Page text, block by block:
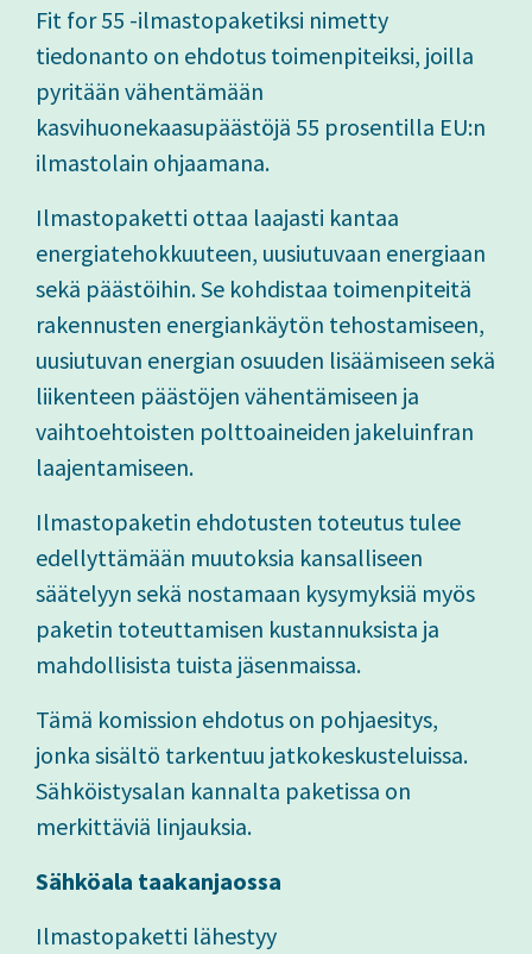
Fit for 55 -ilmastopaketiksi nimetty
tiedonanto on ehdotus toimenpiteiksi, joilla
pyritään vähentämään
kasvihuonekaasupäästöjä 55 prosentilla EU:n
ilmastolain ohjaamana.
Ilmastopaketti ottaa laajasti kantaa
energiatehokkuuteen, uusiutuvaan energiaan
sekä päästöihin. Se kohdistaa toimenpiteitä
rakennusten energiankäytön tehostamiseen,
uusiutuvan energian osuuden lisäämiseen sekä
liikenteen päästöjen vähentämiseen ja
vaihtoehtoisten polttoaineiden jakeluinfran
laajentamiseen.
Ilmastopaketin ehdotusten toteutus tulee
edellyttämään muutoksia kansalliseen
säätelyyn sekä nostamaan kysymyksiä myös
paketin toteuttamisen kustannuksista ja
mahdollisista tuista jäsenmaissa.
Tämä komission ehdotus on pohjaesitys,
jonka sisältö tarkentuu jatkokeskusteluissa.
Sähköistysalan kannalta paketissa on
merkittäviä linjauksia.
Sähköala taakanjaossa
Ilmastopaketti lähestyy